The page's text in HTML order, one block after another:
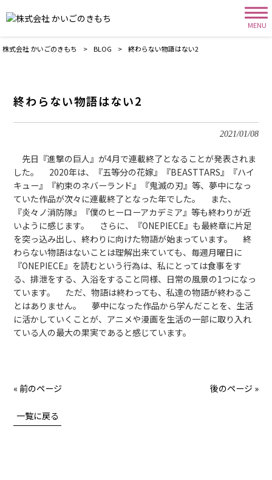
MENU
株式会社 かいごのきもち > BLOG > 終わらない物語はない2
終わらない物語はない2
2021/01/08
先日『進撃の巨人』が4月で連載終了となることが発表されま
した。 2020年は、『五等分の花嫁』『BEASTTARS』『ハイ
キュー』『約束のネバーランド』『鬼滅の刃』等、夢中になっ
ていた作品が次々に連載終了となった年でした。 また、
『炎々ノ消防隊』『僕のヒーローアカデミア』等も終わりが近
いように感じます。 さらに、『ONEPIECE』も最終章に片足
を突っ込み出し、終わりに向けた物語が始まっています。 終
わらない物語はないことは理解出来ていても、毎週月曜日に
『ONEPIECE』を読むという行為は、私にとっては食事をす
る、排泄をする、入浴をすること同様、日常の風景の1つになっ
ています。 ただ、物語は終わっても、私達の物語が終わるこ
とはありません。 夢中になった作品から学んだことを、生活
に活かしていくことが、アニメや漫画を生活の一部に取り入れ
ている人の最大の果実であると感じています。
« 前のページ 後のページ »
一覧に戻る